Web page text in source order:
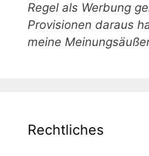
Regel als Werbung
Provisionen daraus
meine
Rechtliches